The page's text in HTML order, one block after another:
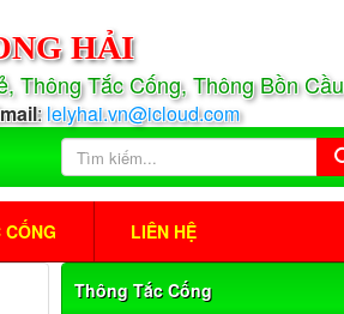
HẢI
Thông Tắc Cống, Thông Bồn Cầu
:lelyhai.vn@icloud.com
CỐNG LIÊN HỆ
Thông Tắc Cống